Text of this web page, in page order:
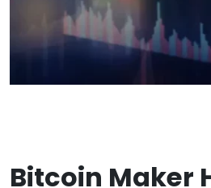
Bitcoin Maker